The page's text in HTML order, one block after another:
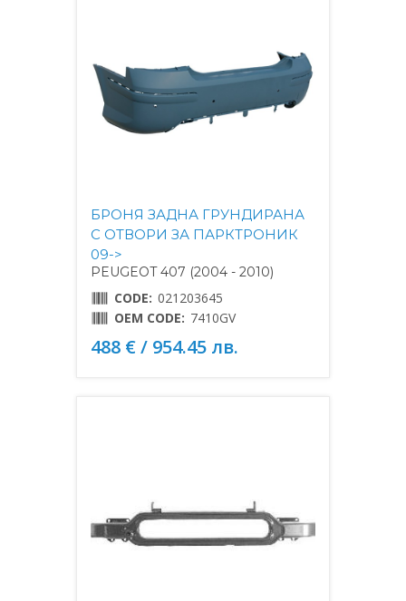
БРОНЯ ЗАДНА ГРУНДИРАНА
С ОТВОРИ ЗА ПАРКТРОНИК
09->
PEUGEOT 407 (2004 - 2010)
CODE: 021203645
OEM CODE: 7410GV
488 € / 954.45 лв.